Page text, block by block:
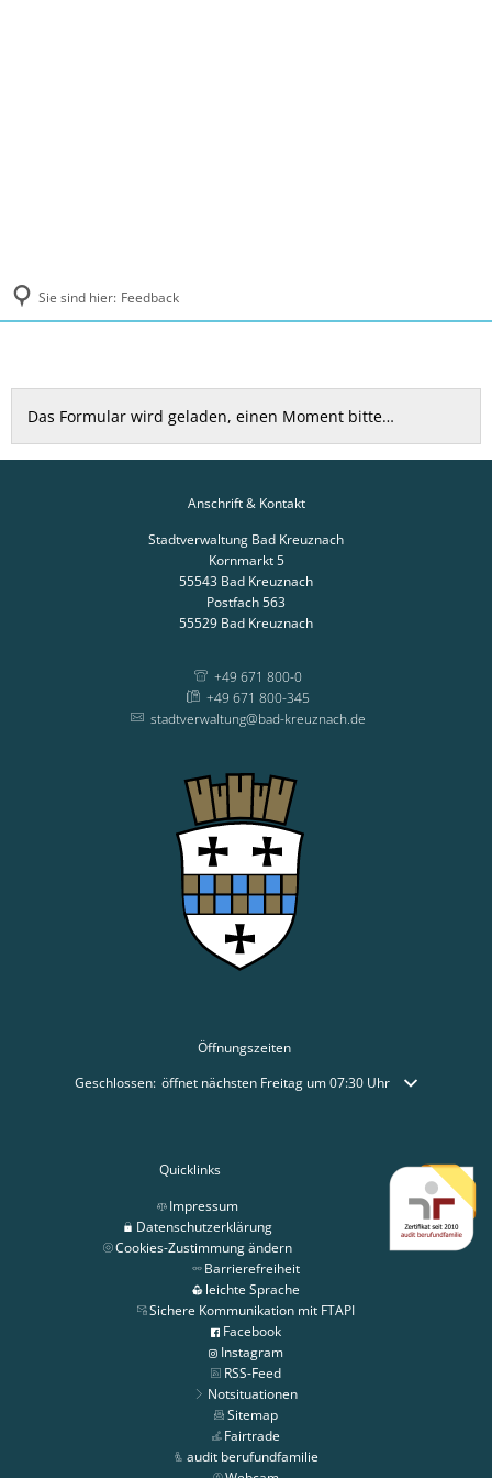
Sie sind hier: Feedback
Feedback
Das Formular wird geladen, einen Moment bitte…
Anschrift & Kontakt
Stadtverwaltung Bad Kreuznach
Kornmarkt 5
55543 Bad Kreuznach
Postfach 563
55529 Bad Kreuznach
+49 671 800-0
+49 671 800-345
stadtverwaltung@bad-kreuznach.de
Öffnungszeiten
Klicken, um weitere Öffnungs- oder Schließzeiten auszublenden
Geschlossen: öffnet nächsten Freitag um 07:30 Uhr
Quicklinks
Impressum
Datenschutzerklärung
Cookies-Zustimmung ändern
Barrierefreiheit
leichte Sprache
Sichere Kommunikation mit FTAPI
Facebook
Instagram
RSS-Feed
Notsituationen
Sitemap
Fairtrade
audit berufundfamilie